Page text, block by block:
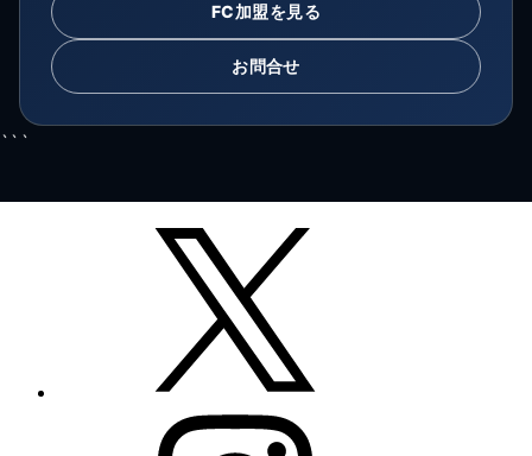
FC加盟を見る
お問合せ
```